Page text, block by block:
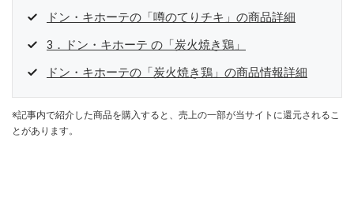
ドン・キホーテの「噂のてりチキ」の商品詳細
3．ドン・キホーテ の「炭火焼き鶏」
ドン・キホーテの「炭火焼き鶏」の商品情報詳細
※記事内で紹介した商品を購入すると、売上の一部が当サイトに還元されるこ
とがあります。